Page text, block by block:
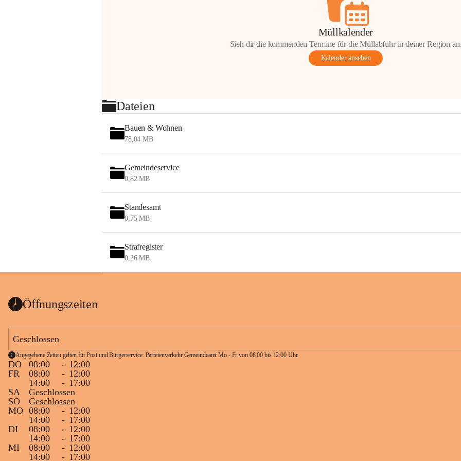
Müllkalender
Sieh dir die kommenden Termine für die Müllabfuhr in deiner Region
Kalender ansehen
Dateien
Bauen & Wohnen
78,04 MB
Gemeindeservice
0,82 MB
Standesamt
0,75 MB
Strafregister
0,26 MB
Öffnungszeiten
Geschlossen
Angegebene Zeiten gelten für Post und Bürgerservice. Parteienverkehr Gemeindeamt Mo - Fr von 08:00 bis 12:00 Uhr.
DO 08:00 - 12:00
FR
08:00 - 12:00
14:00
- 17:00
SA
Geschlossen
SO
Geschlossen
MO 08:00 - 12:00
14:00
- 17:00
DI
08:00 - 12:00
14:00
- 17:00
MI
08:00 - 12:00
14:00
- 17:00